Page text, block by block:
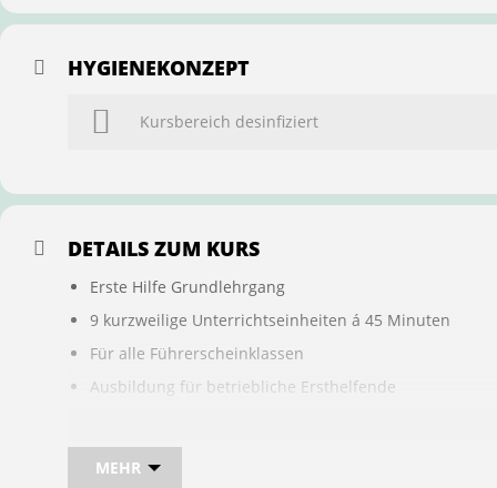
HYGIENEKONZEPT
Kursbereich desinfiziert
DETAILS ZUM KURS
Erste Hilfe Grundlehrgang
9 kurzweilige Unterrichtseinheiten á 45 Minuten
Für alle Führerscheinklassen
Ausbildung für betriebliche Ersthelfende
Bei sam kannst du direkt im Kurs auch gleich, den für
MEHR